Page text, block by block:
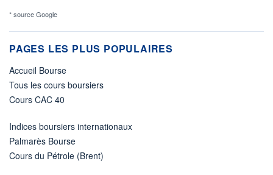
* source Google
PAGES LES PLUS POPULAIRES
Accueil Bourse
Tous les cours boursiers
Cours CAC 40
Indices boursiers internationaux
Palmarès Bourse
Cours du Pétrole (Brent)